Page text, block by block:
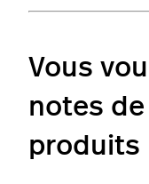
Vous
notes
produits